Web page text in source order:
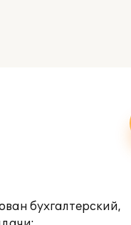
бухгалтерский,